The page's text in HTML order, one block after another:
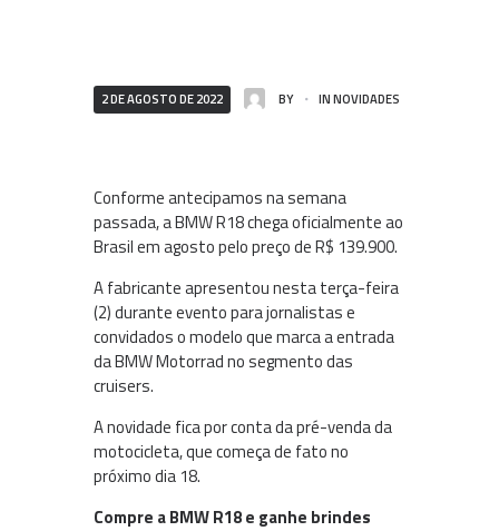
2 DE AGOSTO DE 2022 BY INNOVIDADES
Conforme antecipamos na semana
passada, a BMW R18 chega oficialmente ao
Brasil em agosto pelo preço de R$ 139.900.
A fabricante apresentou nesta terça-feira
(2) durante evento para jornalistas e
convidados o modelo que marca a entrada
da BMW Motorrad no segmento das
cruisers.
A novidade fica por conta da pré-venda da
motocicleta, que começa de fato no
próximo dia 18.
Compre a BMW R18 e ganhe brindes